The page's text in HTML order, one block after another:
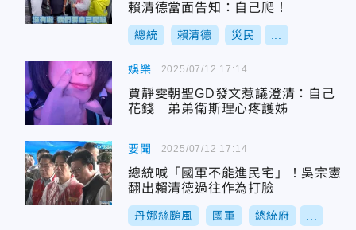
賴清德當面告知：自己爬！
總統 賴清德 災民
娛樂
賈靜雯朝聖GD發文惹議澄清：自己
花錢 弟弟衛斯理心疼護姊
2025/07/12 17:14
要聞
總統喊「國軍不能進民宅」！吳宗憲
翻出賴清德過往作為打臉
丹娜絲颱風 國軍 總統府
2025/07/12 17:14